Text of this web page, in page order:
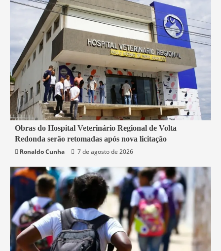
2 min read
Rio de Janeiro
Saúde
Obras do Hospital Veterinário Regional de Volta
Redonda serão retomadas após nova licitação
Ronaldo Cunha
7 de agosto de 2026